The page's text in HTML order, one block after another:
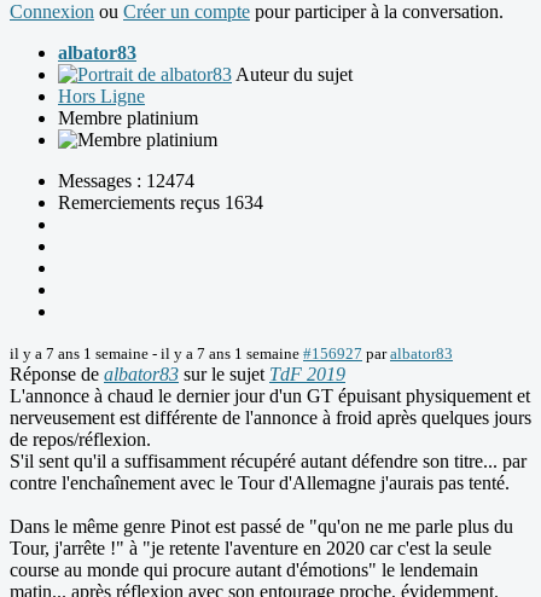
Connexion ou Créer un compte pour participer à la conversation.
albator83
Auteur du sujet
Hors Ligne
Membre platinium
Messages : 12474
Remerciements reçus 1634
il y a 7 ans 1 semaine - il y a 7 ans 1 semaine #156927 paralbator83
Réponse de albator83 sur le sujet TdF 2019
L'annonce à chaud le dernier jour d'un GT épuisant physiquement et
nerveusement est différente de l'annonce à froid après quelques jours
de repos/réflexion.
S'il sent qu'il a suffisamment récupéré autant défendre son titre... par
contre l'enchaînement avec le Tour d'Allemagne j'aurais pas tenté.
Dans le même genre Pinot est passé de "qu'on ne me parle plus du
Tour, j'arrête !" à "je retente l'aventure en 2020 car c'est la seule
course au monde qui procure autant d'émotions" le lendemain
matin... après réflexion avec son entourage proche, évidemment.